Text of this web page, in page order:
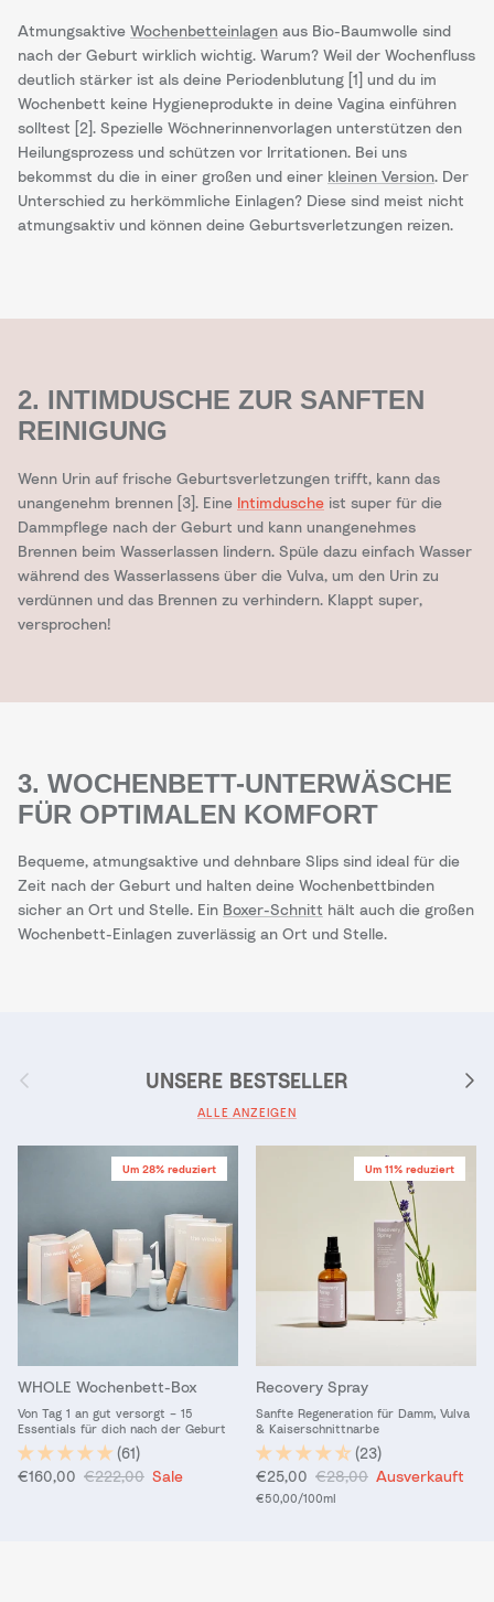
Atmungsaktive Wochenbetteinlagen aus Bio-Baumwolle sind
nach der Geburt wirklich wichtig. Warum? Weil der Wochenfluss
deutlich stärker ist als deine Periodenblutung [1] und du im
Wochenbett keine Hygieneprodukte in deine Vagina einführen
solltest [2]. Spezielle Wöchnerinnenvorlagen unterstützen den
Heilungsprozess und schützen vor Irritationen. Bei uns
bekommst du die in einer großen und einer kleinen Version. Der
Unterschied zu herkömmliche Einlagen? Diese sind meist nicht
atmungsaktiv und können deine Geburtsverletzungen reizen.
2. INTIMDUSCHE ZUR SANFTEN
REINIGUNG
Wenn Urin auf frische Geburtsverletzungen trifft, kann das
unangenehm brennen [3]. Eine Intimdusche ist super für die
Dammpflege nach der Geburt und kann unangenehmes
Brennen beim Wasserlassen lindern. Spüle dazu einfach Wasser
während des Wasserlassens über die Vulva, um den Urin zu
verdünnen und das Brennen zu verhindern. Klappt super,
versprochen!
3. WOCHENBETT-UNTERWÄSCHE
FÜR OPTIMALEN KOMFORT
Bequeme, atmungsaktive und dehnbare Slips sind ideal für die
Zeit nach der Geburt und halten deine Wochenbettbinden
sicher an Ort und Stelle. Ein Boxer-Schnitt hält auch die großen
Wochenbett-Einlagen zuverlässig an Ort und Stelle.
Vorherige UNSERE BESTSELLER
ALLE ANZEIGEN
Um 28% reduziert
WHOLE Wochenbett-Box
Von Tag 1 an gut versorgt – 15
Essentials für dich nach der Geburt
(61)
Verkaufspreis
€160,00 Normaler Preis
€222,00 Sale
Um 11% reduziert
Recovery Spray
Sanfte Regeneration für Damm, Vulva
& Kaiserschnittnarbe
(23)
Verkaufspreis
€25,00 Normaler Preis
€28,00 Ausverkauft
Grundpreis
€50,00/100ml